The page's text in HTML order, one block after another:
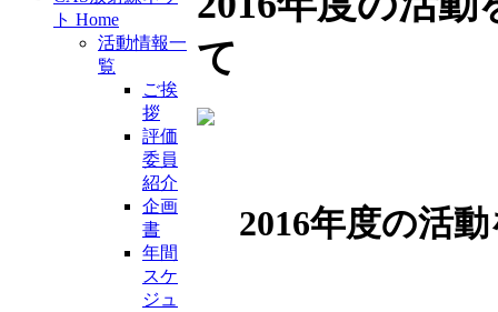
ト Home
活動情報一
覧
ご挨
拶
評価
委員
紹介
企画
書
年間
スケ
ジュ
て
2016年度の活